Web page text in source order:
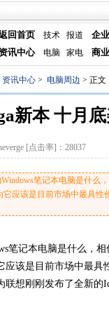
回首页 技术 报道
企
讯中心
电脑 家电 商
资讯中心 > 电脑周边 > 正文
新本 十月
[点击率]： 28037
笔记本电脑是什么
它应该是目前市场中最具
笔记本电脑是什么，
应该是目前市场中最
想刚刚发布了全新的